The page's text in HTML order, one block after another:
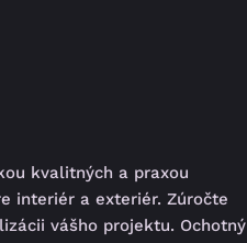
kvalitných a praxou
interiér a exteriér. Zúročte
vášho projektu. Ochotný